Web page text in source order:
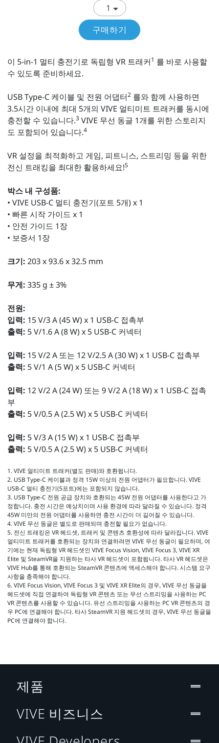
구매하기
이 5-in-1 멀티 충전기로 독립형 VR 트래커1 를 바로 사용할
수 있도록 준비하세요.
USB Type-C 케이블 및 전원 어댑터2 를와 함께 사용하면
3.5시간 이내에 최대 5개의 VIVE 얼티미트 트래커를 동시에
충전할 수 있습니다.3 VIVE 무선 동글 1개를 위한 스토리지
도 포함되어 있습니다.4
VR 설정을 최적화하고 게임, 피트니스, 스트리밍 등을 위한
전신 트래킹을 최대한 활용하세요!5
박스 내 구성품:
• VIVE USB-C 멀티 충전기(포트 5개) x 1
• 빠른 시작 가이드 x 1
• 안전 가이드 1장
• 보증서 1장
크기: 203 x 93.6 x 32.5 mm
무게: 335 g ± 3%
전원:
입력: 15 V/3 A (45 W) x 1 USB-C 접촉부
출력: 5 V/1.6 A (8 W) x 5 USB-C 커넥터
입력: 15 V/2 A 또는 12 V/2.5 A (30 W) x 1 USB-C 접촉부
출력: 5 V/1 A (5 W) x 5 USB-C 커넥터
입력: 12 V/2 A (24 W) 또는 9 V/2 A (18 W) x 1 USB-C 접촉
부
출력: 5 V/0.5 A (2.5 W) x 5 USB-C 커넥터
입력: 5 V/3 A (15 W) x 1 USB-C 접촉부
출력: 5 V/0.5 A (2.5 W) x 5 USB-C 커넥터
1. VIVE 얼티미트 트래커(별도 판매)와 호환됩니다.
2. USB Type-C 케이블과 정격 15W 이상의 전원 어댑터가 필요합니다. VIVE
USB-C 멀티 충전기(5포트)에는 포함되지 않습니다.
3. USB Type-C 전원 공급 장치와 호환되는 45W 전원 어댑터를 사용한다고 가
정합니다. 충전 시간은 예상치이며 사용 환경에 따라 달라질 수 있습니다. 정격
45W 미만의 전원 어댑터를 사용하면 충전 시간이 더 길어질 수 있습니다.
4. VIVE 무선 동글은 별도로 판매되며 충전할 필요가 없습니다.
5. 전신 트래킹은 VR 헤드셋, 트래커 및 콘텐츠 호환성에 따라 달라집니다. VIVE
얼티미트 트래커를 호환되는 장치와 연결하려면 VIVE 무선 동글이 필요하며, 여
기에는 현재 독립형 VR 헤드셋인 VIVE Focus Vision, VIVE Focus 3, VIVE XR
Elite 및 SteamVR을 지원하는 타사 VR 헤드셋이 포함됩니다. 타사 VR 헤드셋은
VIVE Hub를 통해 호환되는 SteamVR 콘텐츠에 액세스해야 합니다. 시스템 요구
사항을 충족해야 합니다.
6. VIVE Focus Vision, VIVE Focus 3 및 VIVE XR Elite의 경우, VIVE 무선 동글을
헤드셋에 직접 연결하여 독립형 VR 콘텐츠 또는 무선 스트리밍을 사용하는 PC
VR 콘텐츠를 사용할 수 있습니다. 유선 스트리밍을 사용하는 PC VR 콘텐츠의 경
우 PC에 연결해야 합니다. 타사 SteamVR 지원 헤드셋의 경우, VIVE 무선 동글을
PC에 연결해야 합니다.
제품
VIVE 비즈니스